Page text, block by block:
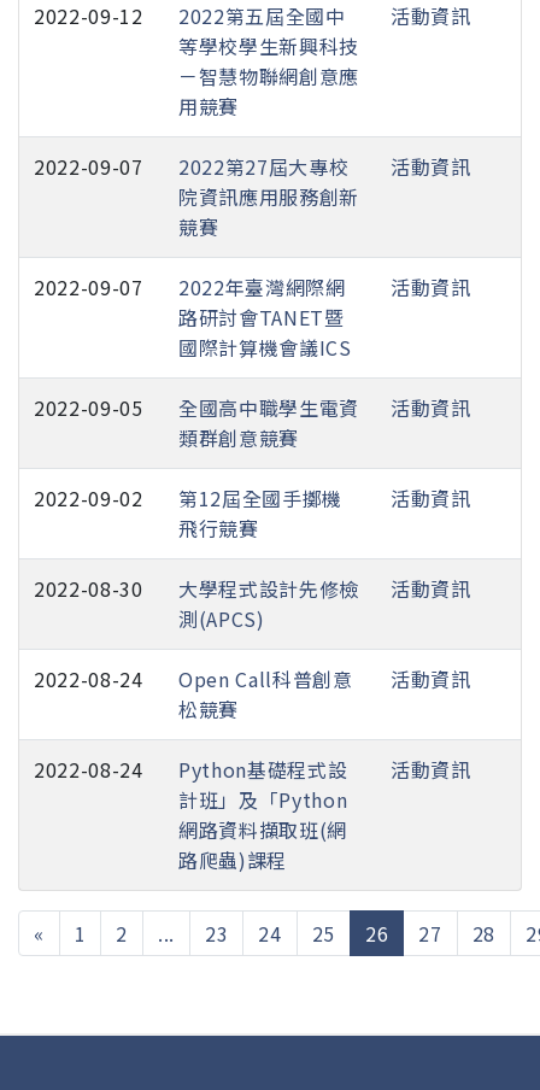
2022-09-12
2022第五屆全國中
等學校學生新興科技
－智慧物聯網創意應
用競賽
活動資訊
2022-09-07
2022第27屆大專校
院資訊應用服務創新
競賽
活動資訊
2022-09-07
2022年臺灣網際網
路研討會TANET暨
國際計算機會議ICS
活動資訊
2022-09-05
全國高中職學生電資
類群創意競賽
活動資訊
2022-09-02
第12屆全國手擲機
飛行競賽
活動資訊
2022-08-30
大學程式設計先修檢
測(APCS)
活動資訊
2022-08-24
Open Call科普創意
松競賽
活動資訊
2022-08-24
Python基礎程式設
計班」及「Python
網路資料擷取班(網
路爬蟲)課程
活動資訊
« 1 2 ... 23 24 25 26 (current)
27 28